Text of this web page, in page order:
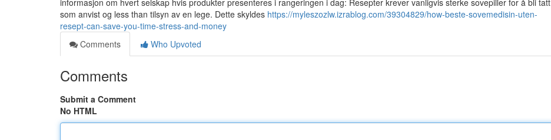
informasjon om hvert selskap hvis produkter presenteres i rangeringen i dag: Resepter krever vanligvis sterke sovepiller for å bli tatt
som anvist og less than tilsyn av en lege. Dette skyldes https://myleszozlw.izrablog.com/39304829/how-beste-sovemedisin-uten-
resept-can-save-you-time-stress-and-money
Comments
Who Upvoted
Comments
Submit a Comment
No HTML